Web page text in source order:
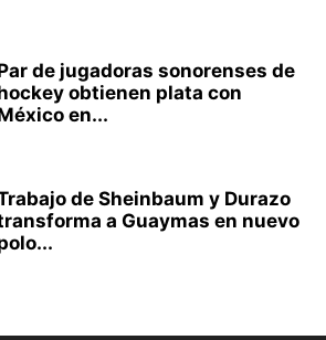
de jugadoras sonorenses de
obtienen plata con
en...
de Sheinbaum y Durazo
a Guaymas en nuevo